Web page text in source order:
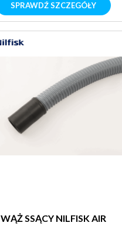
SPRAWDŹ SZCZEGÓŁY
WĄŻ SSĄCY NILFISK AIR